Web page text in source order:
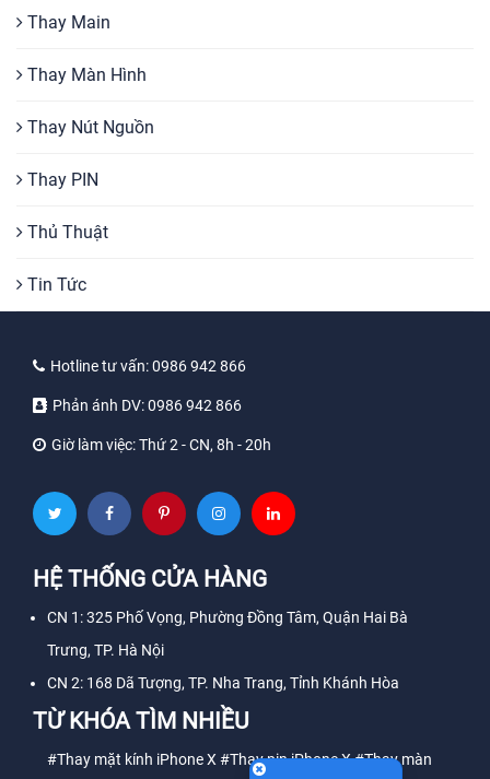
Thay Main
Thay Màn Hình
Thay Nút Nguồn
Thay PIN
Thủ Thuật
Tin Tức
Hotline tư vấn:0986 942 866
Phản ánh DV:0986 942 866
Giờ làm việc:Thứ 2 - CN, 8h - 20h
HỆ THỐNG CỬA HÀNG
CN 1: 325 Phố Vọng, Phường Đồng Tâm, Quận Hai Bà
Trưng, TP. Hà Nội
CN 2: 168 Dã Tượng, TP. Nha Trang, Tỉnh Khánh Hòa
TỪ KHÓA TÌM NHIỀU
#Thay mặt kính iPhone X #Thay pin iPhone X#Thay màn